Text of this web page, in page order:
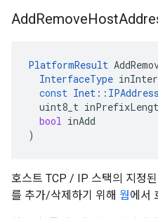
AddRemoveHost
PlatformResult
InterfaceType
const Inet :: IPAddress
uint8_t
bool inAdd
)
호스트 TCP / IP 스택의 지정
를 추가/삭제하기 위해 웜에서